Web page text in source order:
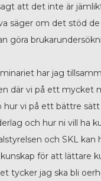
att det inte är
säger om det stöd de
göra
har jag
där vi på ett mycket
hur vi på ett bättre
och hur ni vill ha
och SKL kan
för att lättare
tycker jag ska bli